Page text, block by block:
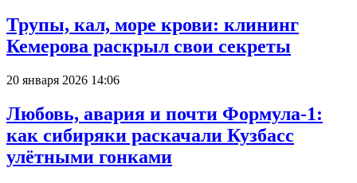
Трупы, кал, море крови: клининг
Кемерова раскрыл свои секреты
20 января 2026 14:06
Любовь, авария и почти Формула-1:
как сибиряки раскачали Кузбасс
улётными гонками